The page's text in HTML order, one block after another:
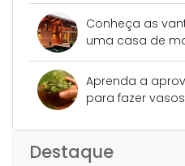
Conheça as
uma casa de
Aprenda a
para fazer
Destaque